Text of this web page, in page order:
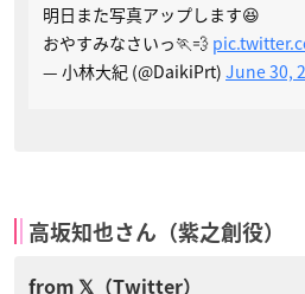
明日また写真アップします😆
おやすみなさいっ🏃💨
— 小林大紀 (@DaikiPrt) June 30,
高坂知也さん（紫之創役）